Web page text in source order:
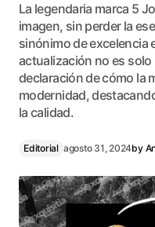
La legendaria marca 5
imagen, sin perder la
sinónimo de excelencia
actualización no es
declaración de cómo la
modernidad,
la calidad.
Editorial agosto 31, 2024by